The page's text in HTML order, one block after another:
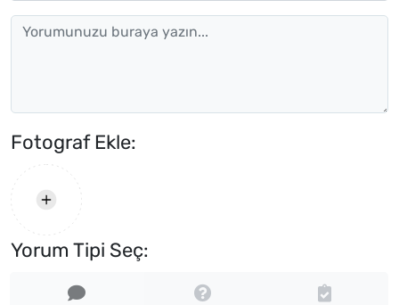
Fotograf Ekle:
Yorum Tipi Seç: